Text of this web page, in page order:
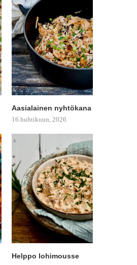
Aasialainen nyhtökana
16 huhtikuun, 2026
Helppo lohimousse